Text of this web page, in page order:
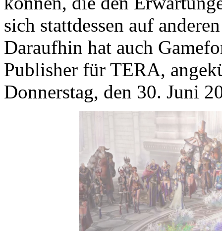
sich stattdessen auf
Daraufhin hat auch
Publisher für TERA,
Donnerstag, den 30. Juni